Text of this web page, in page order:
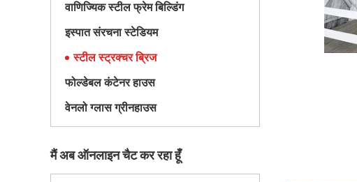
वाणिज्यिक स्टील फ्रेम बिल्डिंग
इस्पात संरचना स्टेडियम
स्टील स्ट्रक्चर ब्रिज
फोल्डेबल कंटेनर हाउस
वेनलो ग्लास ग्रीनहाउस
मैं अब ऑनलाइन चैट कर रहा हूँ